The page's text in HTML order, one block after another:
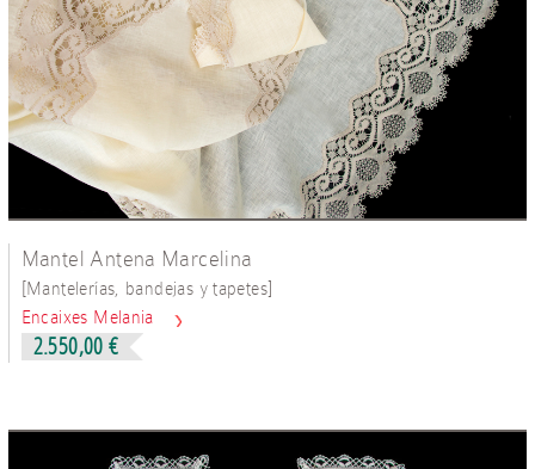
Mantel Antena Marcelina
[Mantelerías, bandejas y tapetes]
Encaixes Melania
2.550,00 €